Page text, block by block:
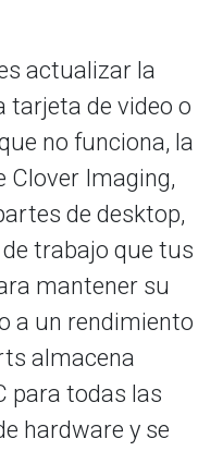
actualizar la
tarjeta de video o
no funciona, la
Clover Imaging,
de desktop,
trabajo que tus
mantener su
a un rendimiento
almacena
para todas las
hardware y se